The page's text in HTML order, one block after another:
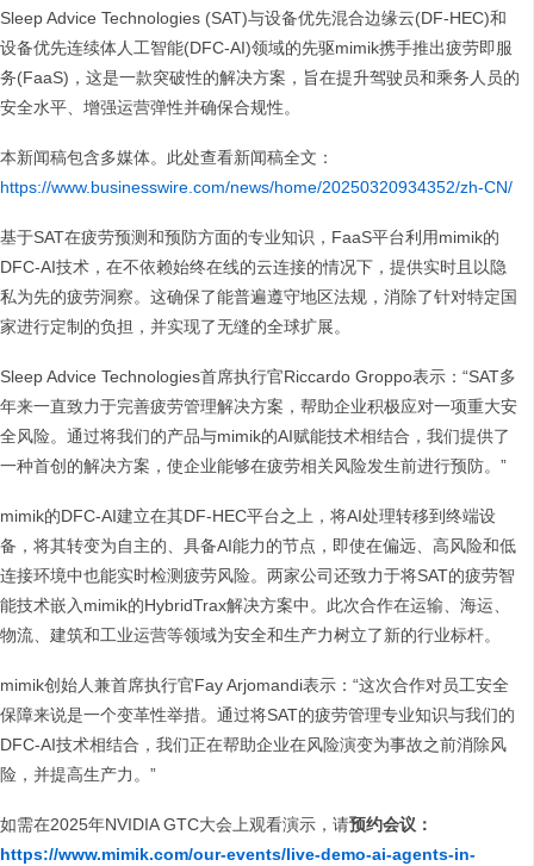
Sleep Advice Technologies (SAT)与设备优先混合边缘云(DF-HEC)和
设备优先连续体人工智能(DFC-AI)领域的先驱mimik携手推出疲劳即服
务(FaaS)，这是一款突破性的解决方案，旨在提升驾驶员和乘务人员的
安全水平、增强运营弹性并确保合规性。
本新闻稿包含多媒体。此处查看新闻稿全文：
https://www.businesswire.com/news/home/20250320934352/zh-CN/
基于SAT在疲劳预测和预防方面的专业知识，FaaS平台利用mimik的
DFC-AI技术，在不依赖始终在线的云连接的情况下，提供实时且以隐
私为先的疲劳洞察。这确保了能普遍遵守地区法规，消除了针对特定国
家进行定制的负担，并实现了无缝的全球扩展。
Sleep Advice Technologies首席执行官Riccardo Groppo表示：“SAT多
年来一直致力于完善疲劳管理解决方案，帮助企业积极应对一项重大安
全风险。通过将我们的产品与mimik的AI赋能技术相结合，我们提供了
一种首创的解决方案，使企业能够在疲劳相关风险发生前进行预防。”
mimik的DFC-AI建立在其DF-HEC平台之上，将AI处理转移到终端设
备，将其转变为自主的、具备AI能力的节点，即使在偏远、高风险和低
连接环境中也能实时检测疲劳风险。两家公司还致力于将SAT的疲劳智
能技术嵌入mimik的HybridTrax解决方案中。此次合作在运输、海运、
物流、建筑和工业运营等领域为安全和生产力树立了新的行业标杆。
mimik创始人兼首席执行官Fay Arjomandi表示：“这次合作对员工安全
保障来说是一个变革性举措。通过将SAT的疲劳管理专业知识与我们的
DFC-AI技术相结合，我们正在帮助企业在风险演变为事故之前消除风
险，并提高生产力。”
如需在2025年NVIDIA GTC大会上观看演示，请预约会议：
https://www.mimik.com/our-events/live-demo-ai-agents-in-